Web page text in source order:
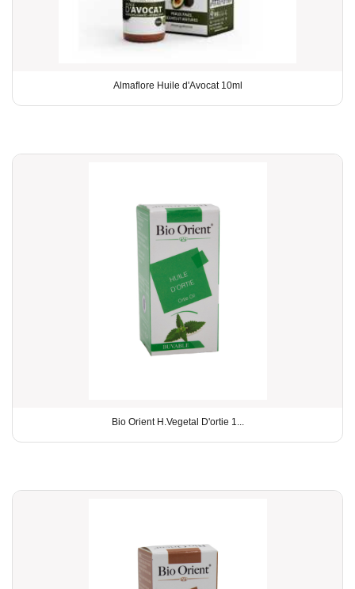
Almaflore Huile d'Avocat 10ml
Bio Orient H.Vegetal D'ortie 1...